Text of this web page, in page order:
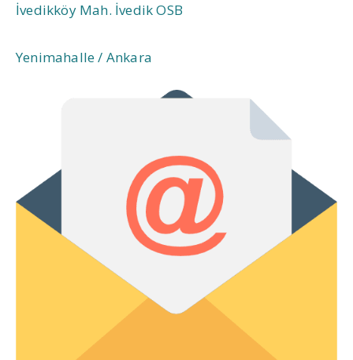
İvedikköy Mah. İvedik OSB
Yenimahalle / Ankara